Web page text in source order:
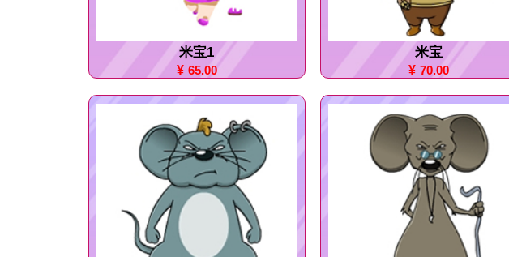
米宝1
¥ 65.00
米宝
¥ 70.00